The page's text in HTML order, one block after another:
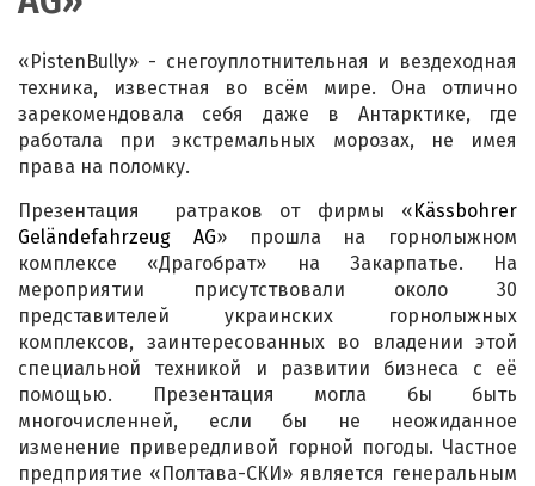
«PistenBully» - снегоуплотнительная и вездеходная
техника, известная во всём мире. Она отлично
зарекомендовала себя даже в Антарктике, где
работала при экстремальных морозах, не имея
права на поломку.
Презентация ратраков от фирмы «Kässbohrer
Geländefahrzeug AG» прошла на горнолыжном
комплексе «Драгобрат» на Закарпатье. На
мероприятии присутствовали около 30
представителей украинских горнолыжных
комплексов, заинтересованных во владении этой
специальной техникой и развитии бизнеса с её
помощью. Презентация могла бы быть
многочисленней, если бы не неожиданное
изменение привередливой горной погоды. Частное
предприятие «Полтава-СКИ» является генеральным